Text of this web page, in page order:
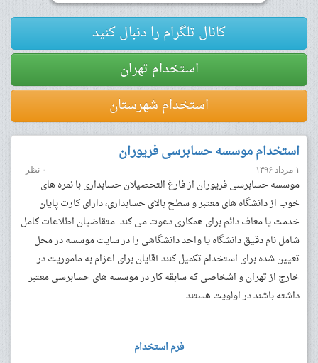
کانال تلگرام را دنبال کنید
استخدام تهران
استخدام شهرستان
استخدام موسسه حسابرسی فریوران
۱ مرداد ۱۳۹۶ ۰ نظر
موسسه حسابرسی فریوران از فارغ التحصیلان حسابداری با نمره های
خوب از دانشگاه های معتبر و سطح بالای حسابداری، دارای کارت پایان
خدمت یا معاف دائم برای همکاری دعوت می کند. متقاضیان اطلاعات کامل
شامل نام دقیق دانشگاه یا واحد دانشگاهی را در سایت موسسه در محل
تعیین شده برای استخدام تکمیل کنند.آقایان برای اعزام به ماموریت در
خارج از تهران و اشخاصی که سابقه کار در موسسه های حسابرسی معتبر
داشته باشند در اولویت هستند.
فرم استخدام